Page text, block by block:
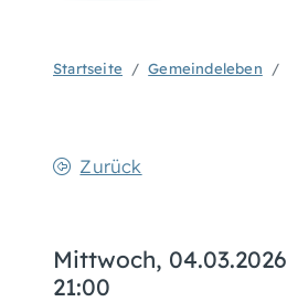
Startseite Gemeindeleben
Zurück
Mittwoch, 04.03.2026
21:00